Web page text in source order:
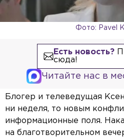
Фото: Pavel
Есть новость?
сюда!
Читайте нас в
Блогер и телеведущая
ни неделя, то новым
информационные поля.
на благотворительном